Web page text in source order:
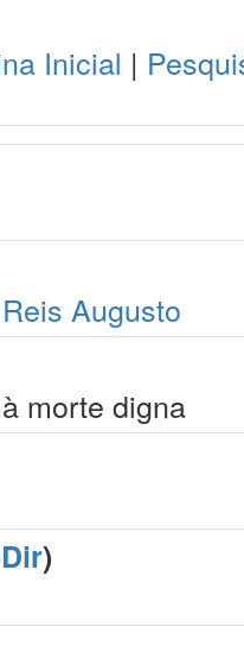
Inicial |
Augusto
morte digna
)